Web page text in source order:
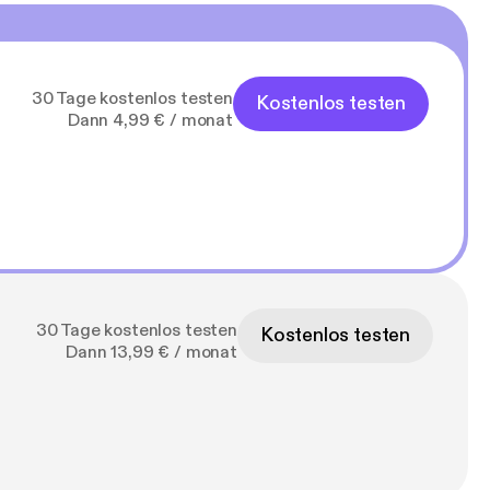
30 Tage kostenlos testen
Dann 4,99 € / monat
Kostenlos testen
30 Tage kostenlos testen
Dann 13,99 € / monat
Kostenlos testen